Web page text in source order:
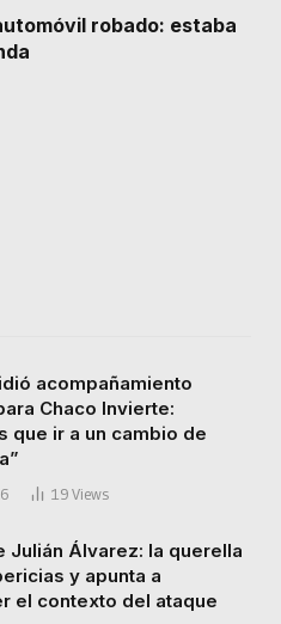
robado: estaba
acompañamiento
Chaco Invierte:
que ir a un cambio de
19 Views
Julián Álvarez: la querella
y apunta a
el contexto del ataque